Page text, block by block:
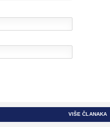
VIŠE ČLANAKA